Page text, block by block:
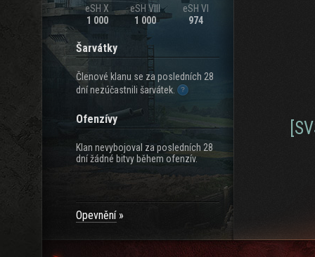
eSH X
1 000
eSH VIII
1 000
eSH VI
974
Šarvátky
Členové klanu se za posledních 28
dní nezúčastnili šarvátek.
Ofenzívy
Klan nevybojoval za posledních 28
dní žádné bitvy během ofenzív.
Opevnění